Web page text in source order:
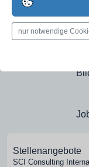
jetzt registrieren
Stellenangebote
SCI Consulting
nur notwendige